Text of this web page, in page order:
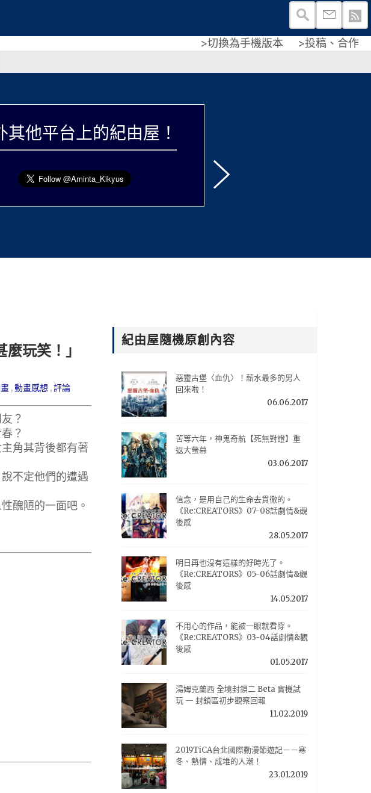
>切換為手機版本 >投稿、合作
其他平台上的紀由屋！
玩笑！」
,動畫感想 ,評論
？
？
角其背後都有著
不定他們的遭遇
醜陋的一面吧。
紀由屋隨機原創內容
惡靈古堡〈血仇〉！薪水最多的男人
回來啦！
06.06.2017
苦等六年，神鬼奇航【死無對證】重
返大螢幕
03.06.2017
信念，是用自己的生命去貫徹的。
《Re:CREATORS》07-08話劇情&觀
後感
28.05.2017
明日再也沒有這樣的好時光了。
《Re:CREATORS》05-06話劇情&觀
後感
14.05.2017
不用心的作品，能被一眼就看穿。
《Re:CREATORS》03-04話劇情&觀
後感
01.05.2017
湯姆克蘭西 全境封鎖二 Beta 實機試
玩 — 封鎖區初步觀察回報
11.02.2019
2019TiCA台北國際動漫節遊記－－寒
冬、熱情、成堆的人潮！
23.01.2019